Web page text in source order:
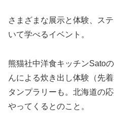
さまざまな展示と体験、ス
いて学べるイベント。
熊猫社中洋食キッチンSato
んによる炊き出し体験（先
タンプラリーも。北海道の
やってくるとのこと。